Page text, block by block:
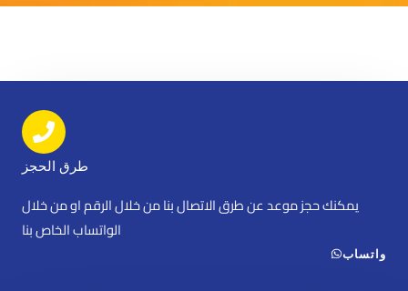
طرق الحجز
يمكنك حجز موعد عن طرق الاتصال بنا من خلال الرقم او من خلال
الواتساب الخاص بنا
واتساب